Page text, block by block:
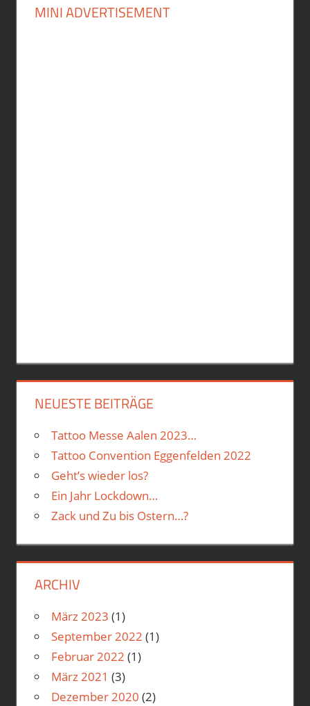
MINI ADVERTISEMENT
NEUESTE BEITRÄGE
Tattoo Messe Aalen 2023…
Tattoo Convention Eggenfelden 2022
Geht’s wieder los?
Ein Jahr Lockdown…
Zack und Zu bis Ostern…?
ARCHIV
März 2023 (1)
September 2022 (1)
Februar 2022 (1)
März 2021 (3)
Dezember 2020 (2)